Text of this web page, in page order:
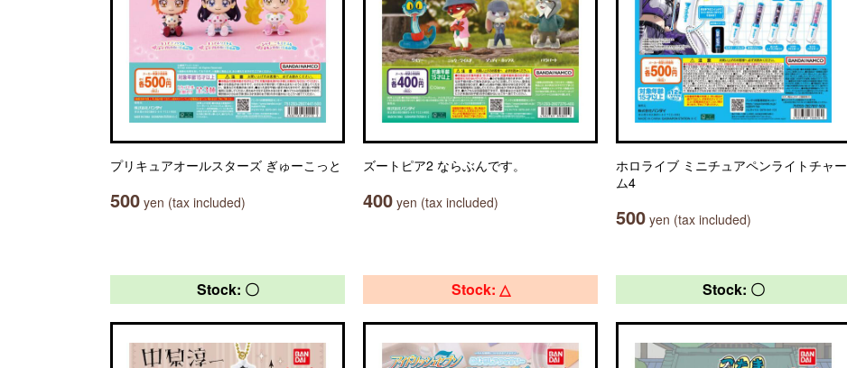
プリキュアオールスターズ ぎゅーこっと
500 yen (tax included)
ズートピア2 ならぶんです。
400 yen (tax included)
ホロライブ ミニチュアペンライトチャー
ム4
500 yen (tax included)
Stock: 〇 Stock: △ Stock: 〇